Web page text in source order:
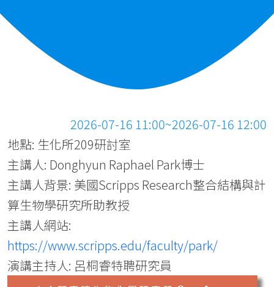
2026-07-16 11:00~2026-07-16 12:00
地點: 生化所209研討室
主講人: Donghyun Raphael Park博士
主講人背景: 美國Scripps Research整合結構與計
算生物學研究所助教授
主講人網站:
https://www.scripps.edu/faculty/park/
演講主持人: 呂桐睿特聘研究員